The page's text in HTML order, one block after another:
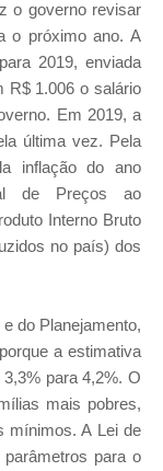
o governo revisar
o próximo ano. A
2019, enviada
R$ 1.006 o salário
Em 2019, a
última vez. Pela
inflação do ano
de Preços ao
Interno Bruto
no país) dos
do Planejamento,
a estimativa
para 4,2%. O
mais pobres,
mínimos. A Lei de
para o